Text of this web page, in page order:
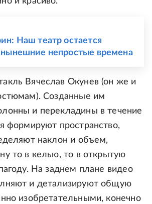
Наш театр остается
непростые времена
Вячеслав Окунев (он же и
Созданные им
и перекладины в течение
формируют пространство,
наклон и объем,
то в келью, то в открытую
На заднем плане видео
и детализируют общую
изобретательными, конечно